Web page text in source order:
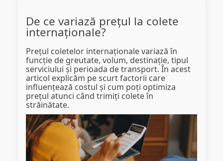
De ce variază prețul la colete
internaționale?
Prețul coletelor internaționale variază în
funcție de greutate, volum, destinație, tipul
serviciului și perioada de transport. În acest
articol explicăm pe scurt factorii care
influențează costul și cum poți optimiza
prețul atunci când trimiți colete în
străinătate.